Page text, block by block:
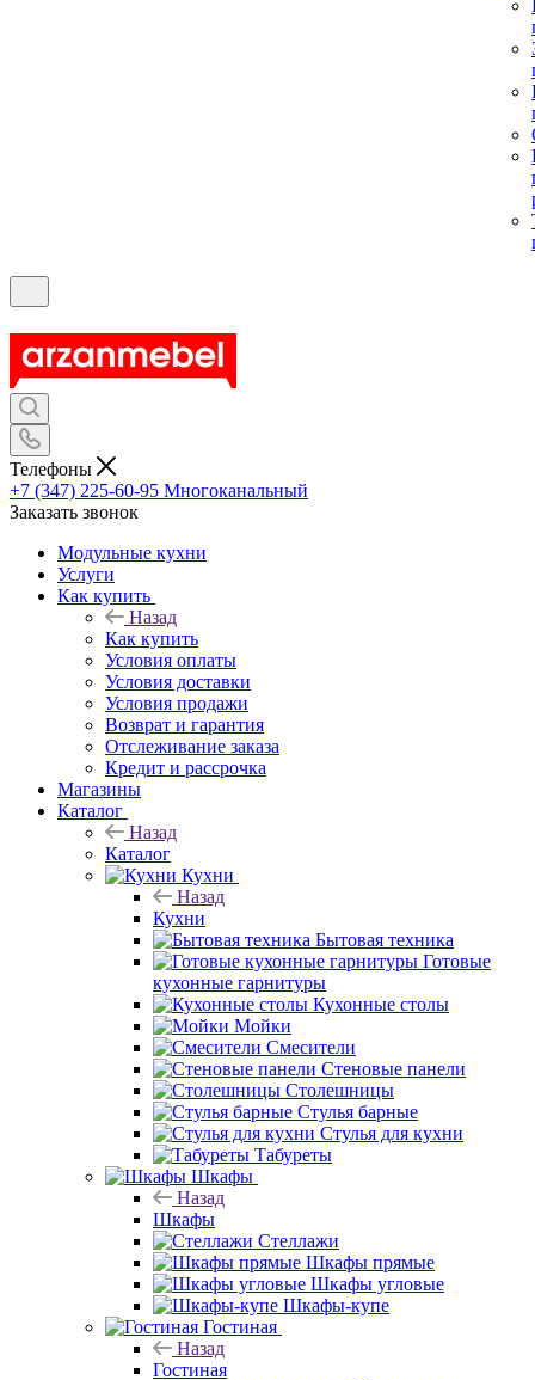
Телефоны
+7 (347) 225-60-95 Многоканальный
Заказать звонок
Модульные кухни
Услуги
Как купить
Назад
Как купить
Условия оплаты
Условия доставки
Условия продажи
Возврат и гарантия
Отслеживание заказа
Кредит и рассрочка
Магазины
Каталог
Назад
Каталог
Кухни
Назад
Кухни
Бытовая техника
Готовые
кухонные гарнитуры
Кухонные столы
Мойки
Смесители
Стеновые панели
Столешницы
Стулья барные
Стулья для кухни
Табуреты
Шкафы
Назад
Шкафы
Стеллажи
Шкафы прямые
Шкафы угловые
Шкафы-купе
Гостиная
Назад
Гостиная